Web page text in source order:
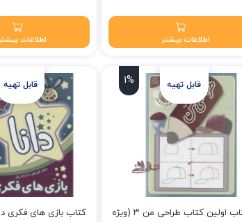
اطلاعات بیشتر اطلاعات بیشتر
1%
کتاب اولین کتاب طراحی من ۳ (ویژه